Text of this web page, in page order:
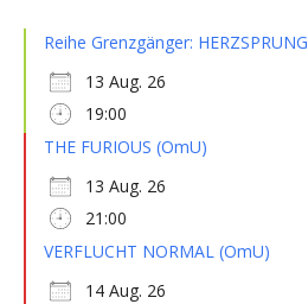
Reihe Grenzgänger: HERZSPRUNG
13 Aug. 26
19:00
THE FURIOUS (OmU)
13 Aug. 26
21:00
VERFLUCHT NORMAL (OmU)
14 Aug. 26